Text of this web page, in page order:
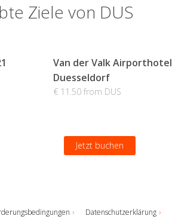
Ziele von DUS
Van der Valk Airporthotel
Duesseldorf
€ 11.50 from DUS
Jetzt buchen
Datenschutzerklärung